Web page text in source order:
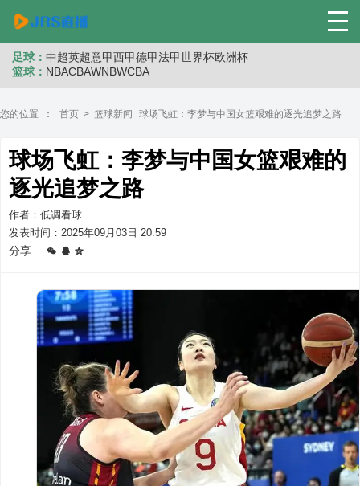
足球： 中超英超意甲西甲德甲法甲世界杯欧洲杯
篮球： NBACBAWNBWCBA
您的位置 ： 首页 > 篮球新闻 球场飞虹：李梦与中国女篮艰难的逐光追梦之路
球场飞虹：李梦与中国女篮艰难的
逐光追梦之路
作者：低调看球
发表时间：2025年09月03日 20:59
分享